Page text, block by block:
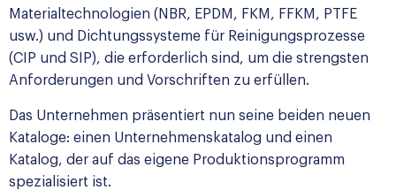
Materialtechnologien (NBR, EPDM, FKM, FFKM, PTFE
usw.) und Dichtungssysteme für Reinigungsprozesse
(CIP und SIP), die erforderlich sind, um die strengsten
Anforderungen und Vorschriften zu erfüllen.
Das Unternehmen präsentiert nun seine beiden neuen
Kataloge: einen Unternehmenskatalog und einen
Katalog, der auf das eigene Produktionsprogramm
spezialisiert ist.